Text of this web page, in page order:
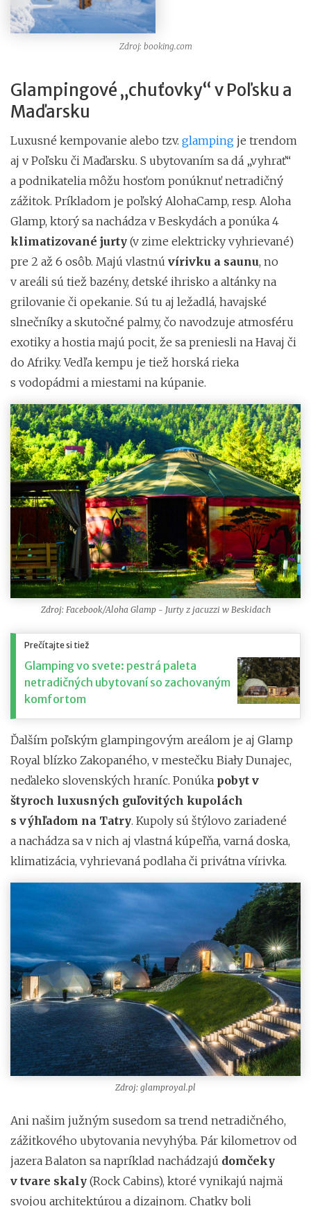
Zdroj: booking.com
Glampingové „chuťovky“ v Poľsku a
Maďarsku
Luxusné kempovanie alebo tzv. glamping je trendom
aj v Poľsku či Maďarsku. S ubytovaním sa dá „vyhrať“
a podnikatelia môžu hosťom ponúknuť netradičný
zážitok. Príkladom je poľský AlohaCamp, resp. Aloha
Glamp, ktorý sa nachádza v Beskydách a ponúka 4
klimatizované jurty (v zime elektricky vyhrievané)
pre 2 až 6 osôb. Majú vlastnú vírivku a saunu, no
v areáli sú tiež bazény, detské ihrisko a altánky na
grilovanie či opekanie. Sú tu aj ležadlá, havajské
slnečníky a skutočné palmy, čo navodzuje atmosféru
exotiky a hostia majú pocit, že sa preniesli na Havaj či
do Afriky. Vedľa kempu je tiež horská rieka
s vodopádmi a miestami na kúpanie.
Zdroj: Facebook/Aloha Glamp - Jurty z jacuzzi w Beskidach
Prečítajte si tiež
Glamping vo svete: pestrá paleta
netradičných ubytovaní so zachovaným
komfortom
Ďalším poľským glampingovým areálom je aj Glamp
Royal blízko Zakopaného, v mestečku Biały Dunajec,
neďaleko slovenských hraníc. Ponúka pobyt v
štyroch luxusných guľovitých kupolách
s výhľadom na Tatry. Kupoly sú štýlovo zariadené
a nachádza sa v nich aj vlastná kúpeľňa, varná doska,
klimatizácia, vyhrievaná podlaha či privátna vírivka.
Zdroj: glamproyal.pl
Ani našim južným susedom sa trend netradičného,
zážitkového ubytovania nevyhýba. Pár kilometrov od
jazera Balaton sa napríklad nachádzajú domčeky
v tvare skaly (Rock Cabins), ktoré vynikajú najmä
svojou architektúrou a dizajnom. Chatky boli